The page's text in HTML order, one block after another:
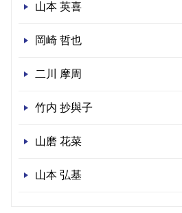
山本 英喜
岡崎 哲也
二川 摩周
竹内 抄與子
山磨 花菜
山本 弘基